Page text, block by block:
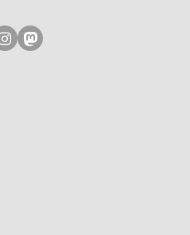
op youtube
ons op linkedin
Volg ons op instagram
Volg ons op mastodon